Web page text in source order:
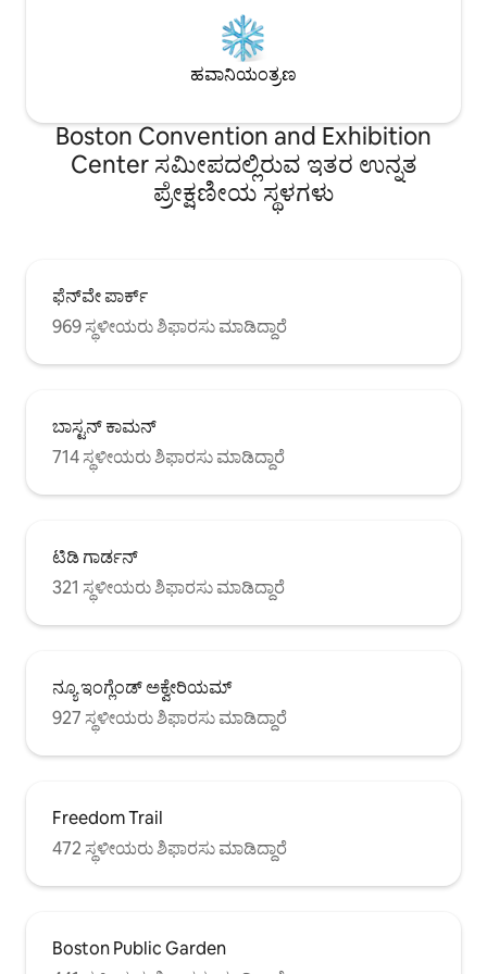
ಹವಾನಿಯಂತ್ರಣ
Boston Convention and Exhibition
Center ಸಮೀಪದಲ್ಲಿರುವ ಇತರ ಉನ್ನತ
ಪ್ರೇಕ್ಷಣೀಯ ಸ್ಥಳಗಳು
ಫೆನ್‌ವೇ ಪಾರ್ಕ್
969 ಸ್ಥಳೀಯರು ಶಿಫಾರಸು ಮಾಡಿದ್ದಾರೆ
ಬಾಸ್ಟನ್ ಕಾಮನ್
714 ಸ್ಥಳೀಯರು ಶಿಫಾರಸು ಮಾಡಿದ್ದಾರೆ
ಟಿಡಿ ಗಾರ್ಡನ್
321 ಸ್ಥಳೀಯರು ಶಿಫಾರಸು ಮಾಡಿದ್ದಾರೆ
ನ್ಯೂ ಇಂಗ್ಲೆಂಡ್ ಅಕ್ವೇರಿಯಮ್
927 ಸ್ಥಳೀಯರು ಶಿಫಾರಸು ಮಾಡಿದ್ದಾರೆ
Freedom Trail
472 ಸ್ಥಳೀಯರು ಶಿಫಾರಸು ಮಾಡಿದ್ದಾರೆ
Boston Public Garden